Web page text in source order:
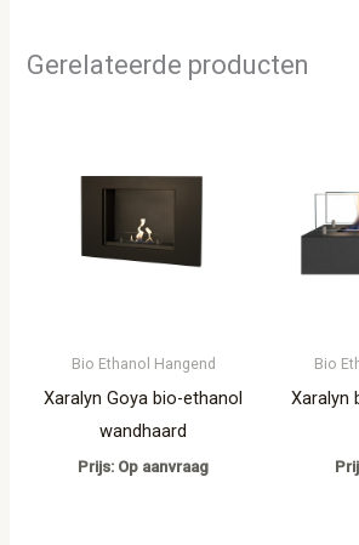
Gerelateerde producten
Bio Ethanol Hangend
Xaralyn Goya bio-ethanol
wandhaard
Prijs: Op aanvraag
Bio
Xaralyn